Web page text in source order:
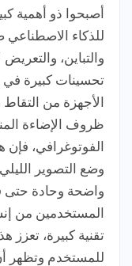
أصبحوا ذو أهمية
للذكاء الاصطناعي
والتباين،
تحسينات كبيرة في
الأجهزة من
ظروف الإضاءة
وضع التصوير
واضحة وحادة حتى
المستخدمين من
تقنية كبيرة، تعزز
للمستخدم وتظهر